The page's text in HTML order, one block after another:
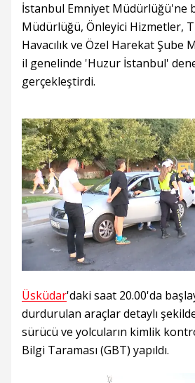
İstanbul Emniyet Müdürlüğü'ne
Müdürlüğü, Önleyici Hizmetler,
Havacılık ve Özel Harekat
il genelinde 'Huzur İstanbul'
gerçekleştirdi.
Üsküdar'daki saat 20.00'da
durdurulan araçlar detaylı
sürücü ve yolcuların kimlik
Bilgi Taraması (GBT) yapıldı.